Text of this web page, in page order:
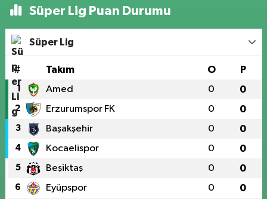
Süper Lig Puan Durumu
Süper Lig
# Takım O P
1 Amed 0 0
2 Erzurumspor FK 0 0
3 Başakşehir 0 0
4 Kocaelispor 0 0
5 Beşiktaş 0 0
6 Eyüpspor 0 0